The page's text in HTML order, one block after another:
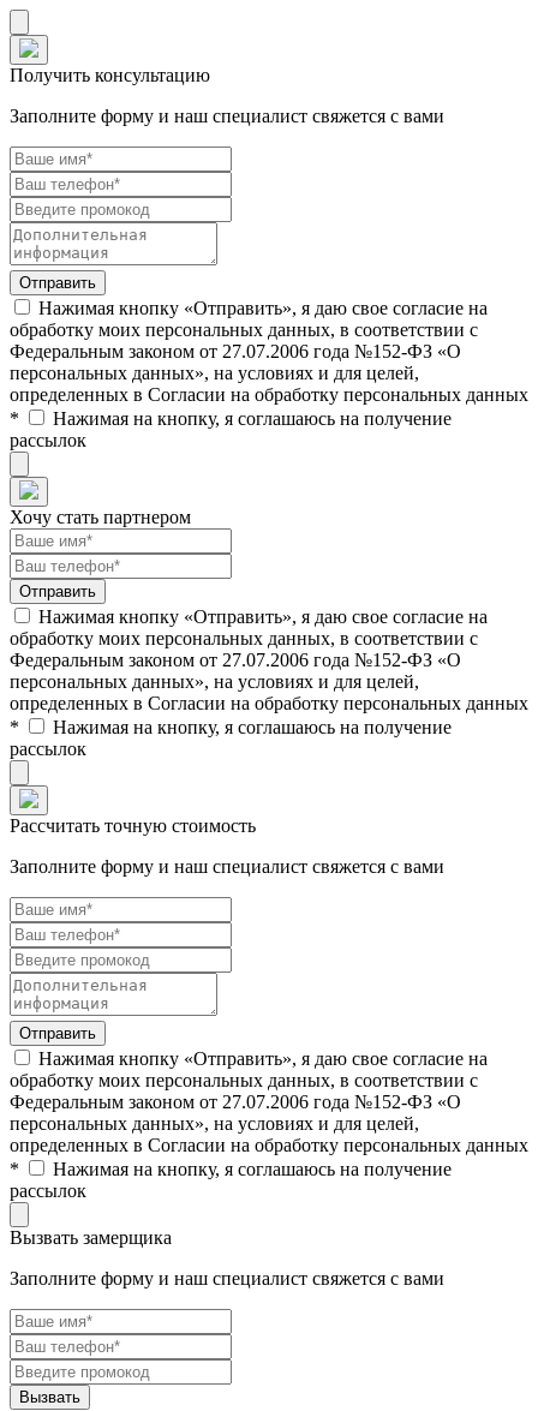
Получить консультацию
Заполните форму и наш специалист свяжется с вами
Нажимая кнопку «Отправить», я даю свое согласие на
обработку моих персональных данных, в соответствии с
Федеральным законом от 27.07.2006 года №152-ФЗ «О
персональных данных», на условиях и для целей,
определенных в Согласии на обработку персональных данных
*
Нажимая на кнопку, я соглашаюсь на получение
рассылок
Хочу стать партнером
Нажимая кнопку «Отправить», я даю свое согласие на
обработку моих персональных данных, в соответствии с
Федеральным законом от 27.07.2006 года №152-ФЗ «О
персональных данных», на условиях и для целей,
определенных в Согласии на обработку персональных данных
*
Нажимая на кнопку, я соглашаюсь на получение
рассылок
Рассчитать точную стоимость
Заполните форму и наш специалист свяжется с вами
Нажимая кнопку «Отправить», я даю свое согласие на
обработку моих персональных данных, в соответствии с
Федеральным законом от 27.07.2006 года №152-ФЗ «О
персональных данных», на условиях и для целей,
определенных в Согласии на обработку персональных данных
*
Нажимая на кнопку, я соглашаюсь на получение
рассылок
Вызвать замерщика
Заполните форму и наш специалист свяжется с вами